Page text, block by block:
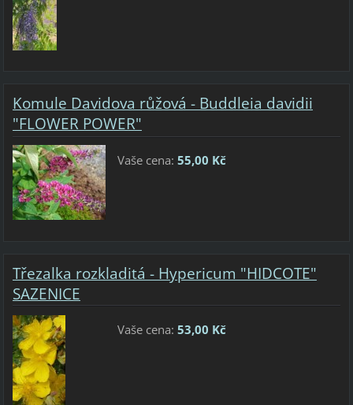
Komule Davidova růžová - Buddleia davidii
"FLOWER POWER"
Vaše cena: 55,00 Kč
Třezalka rozkladitá - Hypericum "HIDCOTE"
SAZENICE
Vaše cena: 53,00 Kč